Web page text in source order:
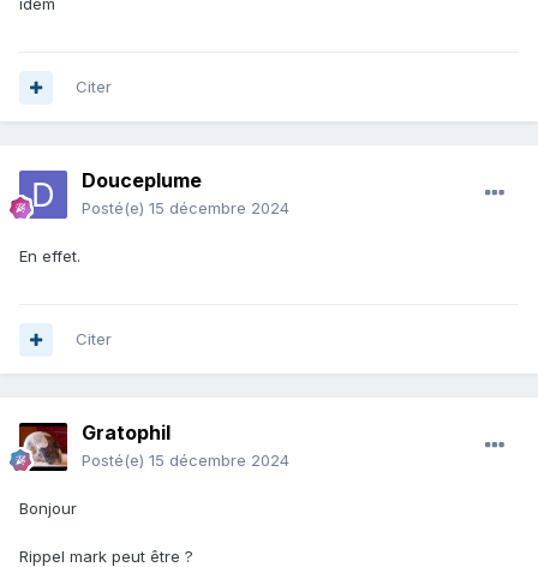
idem
Citer
Douceplume
Posté(e) 15 décembre 2024
En effet.
Citer
Gratophil
Posté(e) 15 décembre 2024
Bonjour
Rippel mark peut être ?